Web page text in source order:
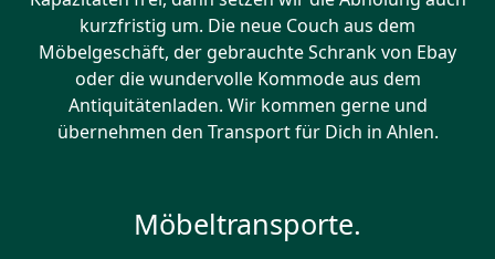
kurzfristig um. Die neue Couch aus dem
Möbelgeschäft, der gebrauchte Schrank von Ebay
oder die wundervolle Kommode aus dem
Antiquitätenladen. Wir kommen gerne und
übernehmen den Transport für Dich in Ahlen.
Möbeltransporte.